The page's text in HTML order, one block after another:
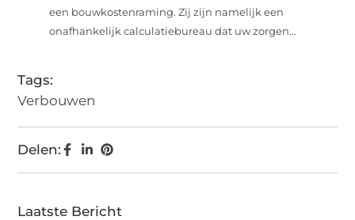
een bouwkostenraming. Zij zijn namelijk een
onafhankelijk calculatiebureau dat uw zorgen...
Tags:
Verbouwen
Delen:
Laatste Bericht